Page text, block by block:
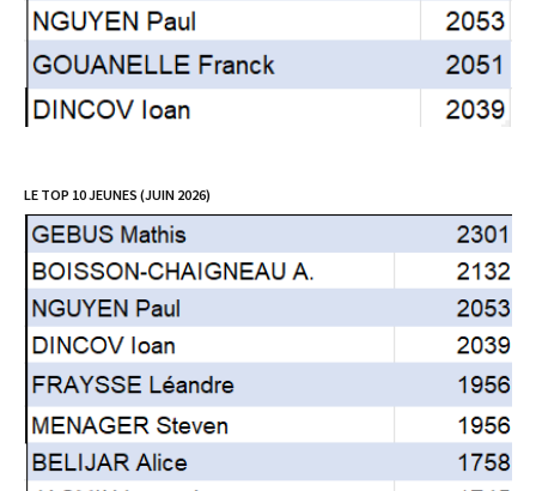
LE TOP 10 JEUNES (JUIN 2026)